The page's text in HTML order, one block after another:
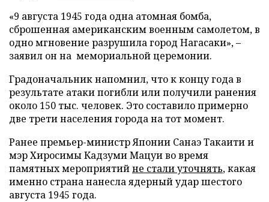
«9 августа 1945 года одна атомная бомба,
сброшенная американским военным самолетом, в
одно мгновение разрушила город Нагасаки», –
заявил он на мемориальной церемонии.
Градоначальник напомнил, что к концу года в
результате атаки погибли или получили ранения
около 150 тыс. человек. Это составило примерно
две трети населения города на тот момент.
Ранее премьер-министр Японии Санаэ Такаити и
мэр Хиросимы Кадзуми Мацуи во время
памятных мероприятийне стали уточнять, какая
именно страна нанесла ядерный удар шестого
августа 1945 года.